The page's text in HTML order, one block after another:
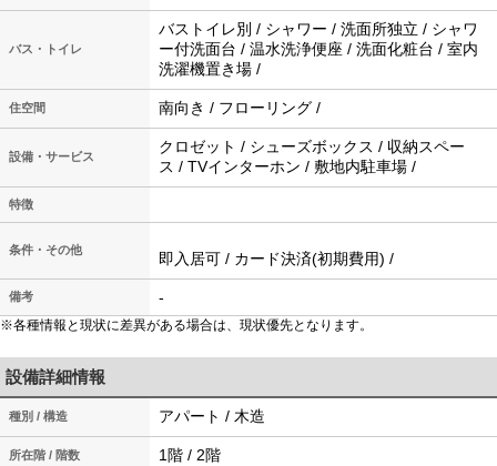
バス・トイレ
バストイレ別 / シャワー / 洗面所独立 / シャワ
ー付洗面台 / 温水洗浄便座 / 洗面化粧台 / 室内
洗濯機置き場 /
住空間 南向き / フローリング /
設備・サービス
クロゼット / シューズボックス / 収納スペー
ス / TVインターホン / 敷地内駐車場 /
特徴
条件・その他 即入居可 / カード決済(初期費用) /
備考 -
※各種情報と現状に差異がある場合は、現状優先となります。
設備詳細情報
種別 / 構造 アパート / 木造
所在階 / 階数 1階 / 2階